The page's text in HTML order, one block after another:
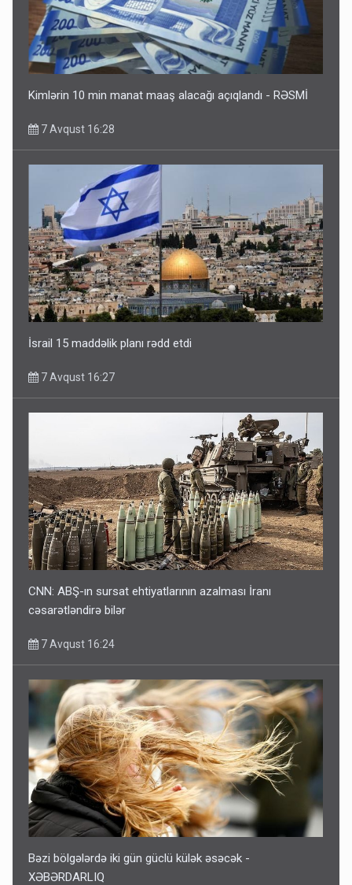
Kimlərin 10 min manat maaş alacağı açıqlandı - RƏSMİ
7 Avqust 16:28
İsrail 15 maddəlik planı rədd etdi
7 Avqust 16:27
CNN: ABŞ-ın sursat ehtiyatlarının azalması İranı
cəsarətləndirə bilər
7 Avqust 16:24
Bəzi bölgələrdə iki gün güclü külək əsəcək -
XƏBƏRDARLIQ